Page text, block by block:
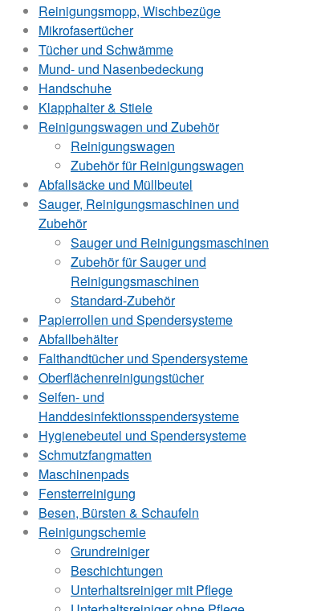
Reinigungsmopp, Wischbezüge
Mikrofasertücher
Tücher und Schwämme
Mund- und Nasenbedeckung
Handschuhe
Klapphalter & Stiele
Reinigungswagen und Zubehör
Reinigungswagen
Zubehör für Reinigungswagen
Abfallsäcke und Müllbeutel
Sauger, Reinigungsmaschinen und
Zubehör
Sauger und Reinigungsmaschinen
Zubehör für Sauger und
Reinigungsmaschinen
Standard-Zubehör
Papierrollen und Spendersysteme
Abfallbehälter
Falthandtücher und Spendersysteme
Oberflächenreinigungstücher
Seifen- und
Handdesinfektionsspendersysteme
Hygienebeutel und Spendersysteme
Schmutzfangmatten
Maschinenpads
Fensterreinigung
Besen, Bürsten & Schaufeln
Reinigungschemie
Grundreiniger
Beschichtungen
Unterhaltsreiniger mit Pflege